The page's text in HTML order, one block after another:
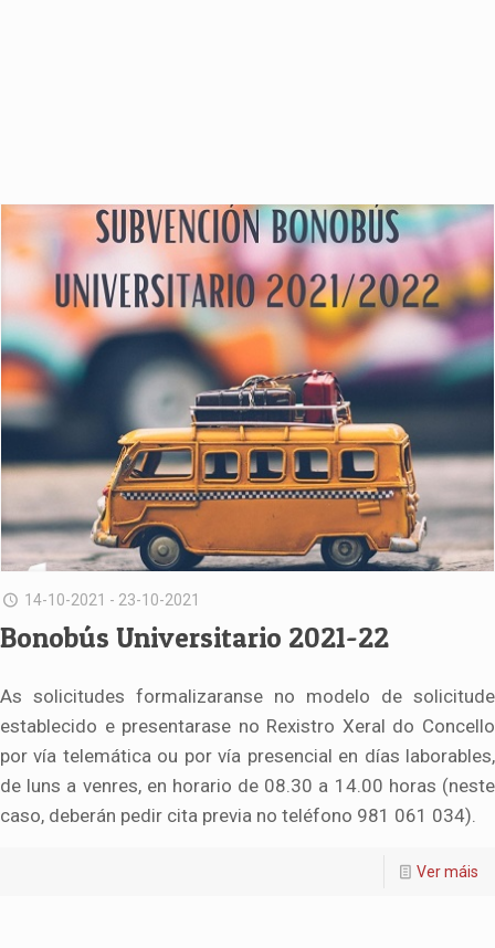
14-10-2021 - 23-10-2021
Bonobús Universitario 2021-22
As solicitudes formalizaranse no modelo de solicitude
establecido e presentarase no Rexistro Xeral do Concello
por vía telemática ou por vía presencial en días laborables,
de luns a venres, en horario de 08.30 a 14.00 horas (neste
caso, deberán pedir cita previa no teléfono 981 061 034).
Ver máis